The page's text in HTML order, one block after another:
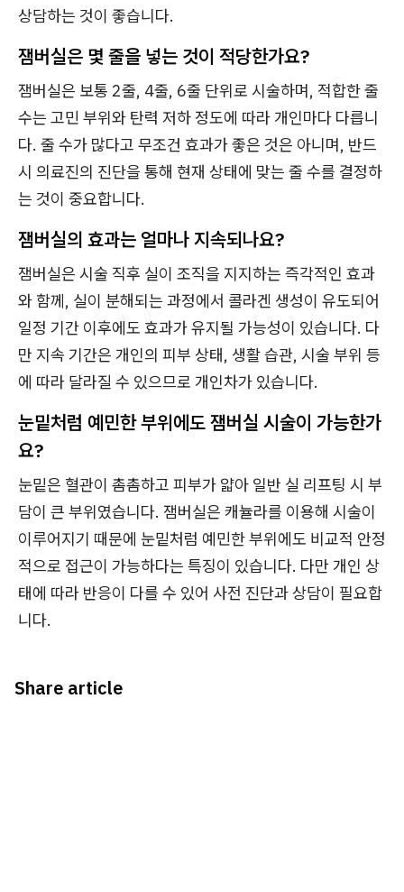
상담하는 것이 좋습니다.
잼버실은 몇 줄을 넣는 것이 적당한가요?
잼버실은 보통 2줄, 4줄, 6줄 단위로 시술하며, 적합한 줄
수는 고민 부위와 탄력 저하 정도에 따라 개인마다 다릅니
다. 줄 수가 많다고 무조건 효과가 좋은 것은 아니며, 반드
시 의료진의 진단을 통해 현재 상태에 맞는 줄 수를 결정하
는 것이 중요합니다.
잼버실의 효과는 얼마나 지속되나요?
잼버실은 시술 직후 실이 조직을 지지하는 즉각적인 효과
와 함께, 실이 분해되는 과정에서 콜라겐 생성이 유도되어
일정 기간 이후에도 효과가 유지될 가능성이 있습니다. 다
만 지속 기간은 개인의 피부 상태, 생활 습관, 시술 부위 등
에 따라 달라질 수 있으므로 개인차가 있습니다.
눈밑처럼 예민한 부위에도 잼버실 시술이 가능한가
요?
눈밑은 혈관이 촘촘하고 피부가 얇아 일반 실 리프팅 시 부
담이 큰 부위였습니다. 잼버실은 캐뉼라를 이용해 시술이
이루어지기 때문에 눈밑처럼 예민한 부위에도 비교적 안정
적으로 접근이 가능하다는 특징이 있습니다. 다만 개인 상
태에 따라 반응이 다를 수 있어 사전 진단과 상담이 필요합
니다.
Share article